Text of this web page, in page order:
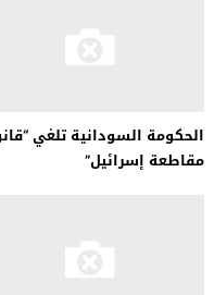
الحكومة السودانية تلغي
مقاطعة إسرائيل”